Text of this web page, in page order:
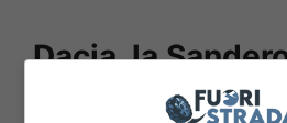
Dacia, la
superare anche